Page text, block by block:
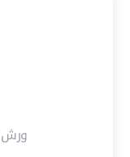
ورش العمل